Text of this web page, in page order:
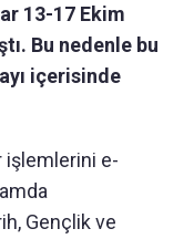
13-17 Ekim
Bu nedenle bu
içerisinde
işlemlerini e-
Gençlik ve